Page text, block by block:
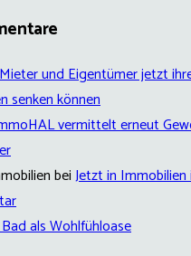
und Eigentümer jetzt
senken können
vermittelt erneut
beiJetzt in Immobilien
als Wohlfühloase